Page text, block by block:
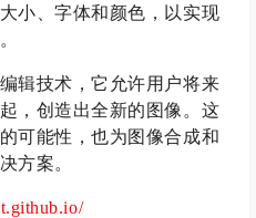
小、字体和颜色，以实现
辑技术，它允许用户将来
，创造出全新的图像。这
可能性，也为图像合成和
方案。